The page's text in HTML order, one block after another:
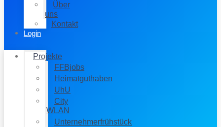
Über
uns
Kontakt
Login
Projekte
FFBjobs
Heimatguthaben
UhU
City
WLAN
Unternehmerfrühstück